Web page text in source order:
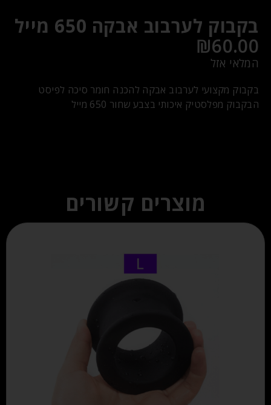
בקבוק לערבוב אבקה 650 מייל
₪60.00
המלאי אזל
בקבוק מקצועי לערבוב אבקה להכנה חומר סיכה לפיסט
הבקבוק מפלסטיק איכותי בצבע שחור 650 מייל
מוצרים קשורים